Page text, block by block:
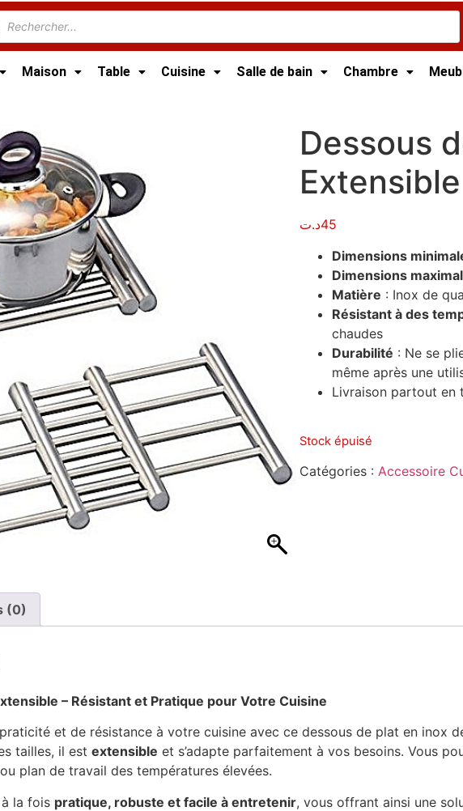
Maison Table Cuisine Salle de bain Chambre
Dessous
Extensible
45د.ت
Dimensions
Dimensions
Matière : Inox de
Résistant à des
chaudes
Durabilité : Ne se
même après une
Livraison partout en
Stock épuisé
Catégories :Accessoire
(0)
– Résistant et Pratique pour Votre Cuisine
et de résistance à votre cuisine avec ce dessous de plat en inox
tailles, il est extensible et s’adapte parfaitement à vos besoins. Vous
plan de travail des températures élevées.
la fois pratique, robuste et facile à entretenir, vous offrant ainsi une